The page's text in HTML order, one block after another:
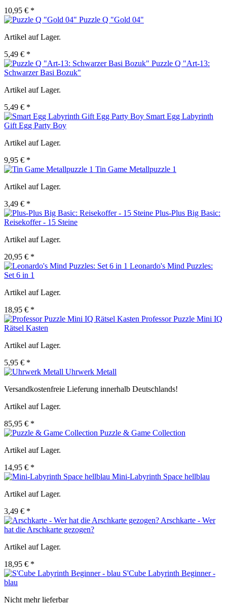
10,95 € *
Puzzle Q "Gold 04"
Artikel auf Lager.
5,49 € *
Puzzle Q "Art-13:
Schwarzer Basi Bozuk"
Artikel auf Lager.
5,49 € *
Smart Egg Labyrinth
Gift Egg Party Boy
Artikel auf Lager.
9,95 € *
Tin Game Metallpuzzle 1
Artikel auf Lager.
3,49 € *
Plus-Plus Big Basic:
Reisekoffer - 15 Steine
Artikel auf Lager.
20,95 € *
Leonardo's Mind Puzzles:
Set 6 in 1
Artikel auf Lager.
18,95 € *
Professor Puzzle Mini IQ
Rätsel Kasten
Artikel auf Lager.
5,95 € *
Uhrwerk Metall
Versandkostenfreie Lieferung innerhalb Deutschlands!
Artikel auf Lager.
85,95 € *
Puzzle & Game Collection
Artikel auf Lager.
14,95 € *
Mini-Labyrinth Space hellblau
Artikel auf Lager.
3,49 € *
Arschkarte - Wer
hat die Arschkarte gezogen?
Artikel auf Lager.
18,95 € *
S'Cube Labyrinth Beginner -
blau
Nicht mehr lieferbar